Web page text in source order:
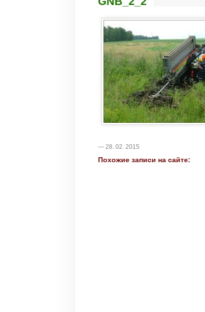
— 28. 02. 2015
Похожие записи на сайте: